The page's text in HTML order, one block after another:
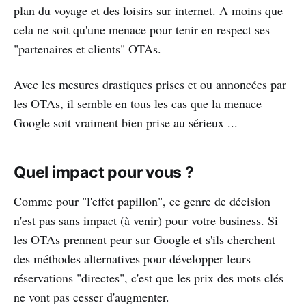
plan du voyage et des loisirs sur internet. A moins que
cela ne soit qu'une menace pour tenir en respect ses
"partenaires et clients" OTAs.
Avec les mesures drastiques prises et ou annoncées par
les OTAs, il semble en tous les cas que la menace
Google soit vraiment bien prise au sérieux ...
Quel impact pour vous ?
Comme pour "l'effet papillon", ce genre de décision
n'est pas sans impact (à venir) pour votre business. Si
les OTAs prennent peur sur Google et s'ils cherchent
des méthodes alternatives pour développer leurs
réservations "directes", c'est que les prix des mots clés
ne vont pas cesser d'augmenter.